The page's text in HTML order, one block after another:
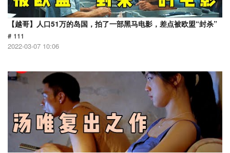
【越哥】人口51万的岛国，拍了一部黑马电影，差点被欧盟“封杀”
# 111
2022-03-07 10:06